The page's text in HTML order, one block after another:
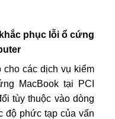
phục lỗi ổ cứng
các dịch vụ kiểm
MacBook tại PCI
tùy thuộc vào dòng
độ phức tạp của vấn